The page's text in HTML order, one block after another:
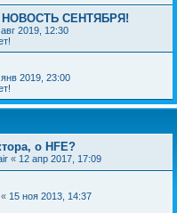
СЕНТЯБРЯ!
2019, 12:30
янв 2019, 23:00
о HFE?
« 12 апр 2017, 17:09
« 15 ноя 2013, 14:37